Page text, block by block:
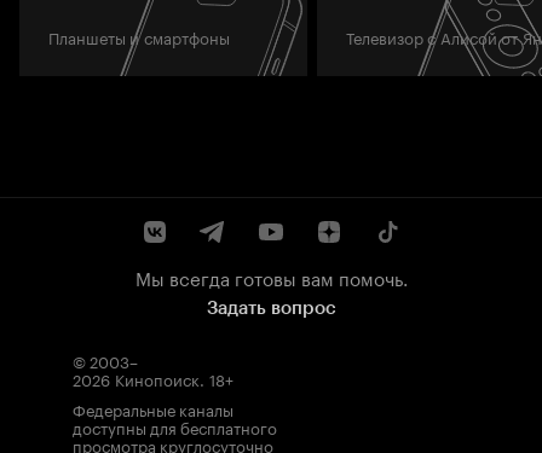
Планшеты и смартфоны Телевизор с Алисой от
Мы всегда готовы вам помочь.
Задать вопрос
© 2003–
2026 Кинопоиск. 18+
Федеральные каналы
доступны для бесплатного
просмотра круглосуточно